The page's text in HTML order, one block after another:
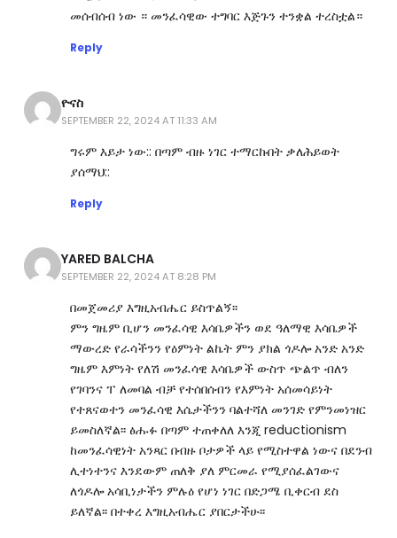
መሰብሰብ ነው ። መንፈሳዊው ተግባር እጅጉን ተንቋል ተረስቷል።
Reply
ዮናስ
SEPTEMBER 22, 2024 AT 11:33 AM
ግሩም እይታ ነው:: በጣም ብዙ ነገር ተማርኩበት ቃለሕይወት
ያሰማህ::
Reply
YARED BALCHA
SEPTEMBER 22, 2024 AT 8:28 PM
በመጀመሪያ እግዚአብሔር ይስጥልኝ፡፡
ምን ግዜም ቢሆን መንፈሳዊ እሳቤዎችን ወደ ዓለማዊ እሳቤዎች
ማውረድ የራሳችንን የዕምነት ልኬት ምን ያክል ጎዶሎ አንድ አንድ
ግዜም እምነት የለሽ መንፈሳዊ እሳቤዎች ውስጥ ጭልጥ ብለን
የገባንና ፐ ለመባል ብቻ የተሰበሰብን የእምነት አሰመሳይነት
የተጸናወተን መንፈሳዊ እሴታችንን ባልተሻለ መንገድ የምንመነዝር
ይመስለኛል፡፡ ፅሑፉ በጣም ተጠቀለለ እንጂ reductionism
ከመንፈሳዊነት አንጻር በብዙ ቦታዎች ላይ የሚስተዋል ነውና በደንብ
ሊተነተንና እንደውም ጠለቅ ያለ ምርመራ የሚያሰፈልገውና
ለጎዶሎ አሳቢነታችን ምሉዕ የሆነ ነገር በድጋሜ ቢቀርብ ደስ
ይለኛል፡፡ በተቀረ እግዚአብሔር ያበርታችሁ፡፡